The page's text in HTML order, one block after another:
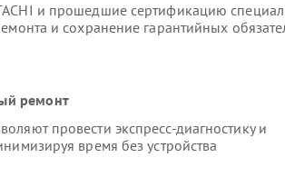
и прошедшие сертификацию
и сохранение гарантийных
ремонт
провести экспресс-диагностику и
время без устройства